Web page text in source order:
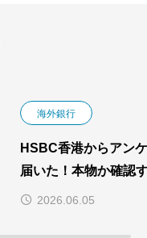
海外銀行
HSBC香港からアン
届いた！本物か確認
年版】
2026.06.05